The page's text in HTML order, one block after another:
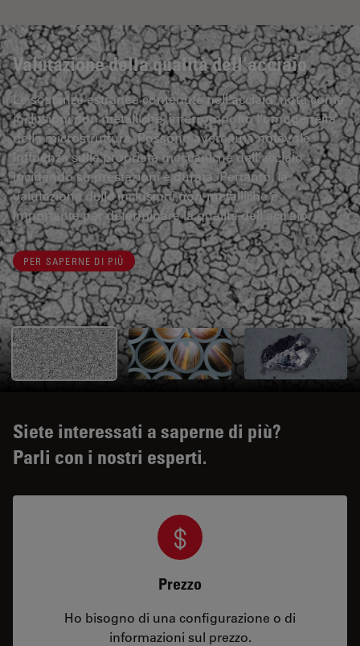
Valutazione della qualità dell'acciaio
Le sostanze estranee contenute nell'acciaio, note come
inclusioni non metalliche, interrompono l'omogeneità
della microstruttura. Possono avere una notevole
influenza sulle proprietà meccaniche dell’acciaio
incidendo su prestazioni e durata. Pertanto, la
valutazione delle inclusioni non-metalliche è
importante per determinare la qualità dell’acciaio.
PER SAPERNE DI PIÙ
Siete interessati a saperne di più?
Parli con i nostri esperti.
Prezzo
Ho bisogno di una configurazione o di
informazioni sul prezzo.